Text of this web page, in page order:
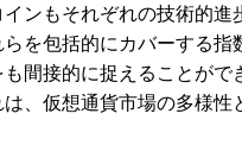
ンもそれぞれの技術的
を包括的にカバーする指
も間接的に捉えることが
、仮想通貨市場の多様